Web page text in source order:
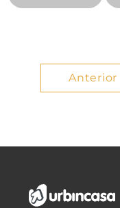
Anterior